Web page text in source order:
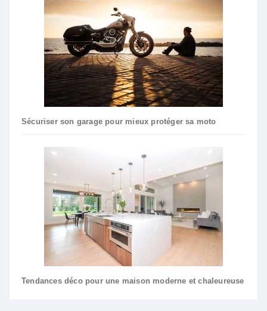
Sécuriser son garage pour mieux protéger sa moto
Tendances déco pour une maison moderne et chaleureuse